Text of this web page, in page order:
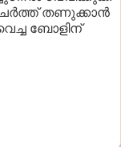
തണുക്കാന്‍
ബോളിന്